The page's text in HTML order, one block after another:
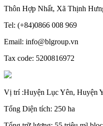
Thôn Hợp Nhất, Xã Thịnh
Tel: (+84)0866 008 969
Email: info@blgroup.vn
Tax code: 5200816972
Vị trí :Huyện Lục Yên, Huyện
Tổng Diện tích: 250 ha